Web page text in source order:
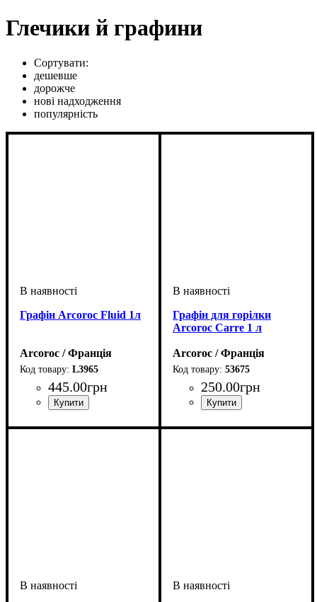
Глечики й графини
Сортувати:
дешевше
дорожче
нові надходження
популярність
Графін Arcoroc Fluid 1л
Arcoroc / Франція
L3965
445.00грн
Графін для горілки
Arcoroc Carre 1 л
Arcoroc / Франція
53675
250.00грн